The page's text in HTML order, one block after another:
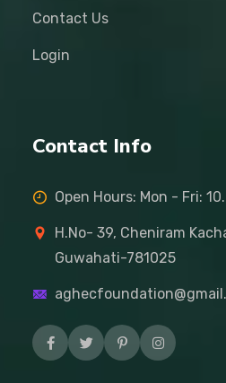
Contact Us
Login
Contact Info
Open Hours: Mon - Fri:
H.No- 39, Cheniram
Guwahati-781025